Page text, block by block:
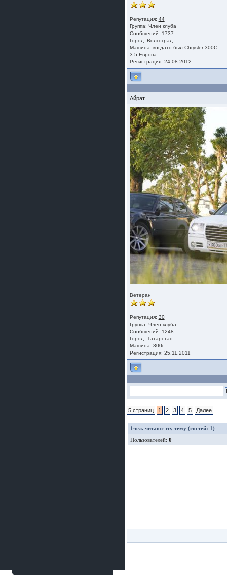
Репутация: 44
Группа: Член клуба
Сообщений: 1737
Город: Волгоград
Машина: когдато был Chrysler 300C
3.5 Европа
Регистрация: 24.08.2012
Айрат
Ветеран
Репутация: 30
Группа: Член клуба
Сообщений: 1248
Город: Татарстан
Машина: 300с
Регистрация: 25.11.2011
5 страниц 1 2 3 4 5 Далее
1чел. читают эту тему (гостей: 1)
Пользователей: 0